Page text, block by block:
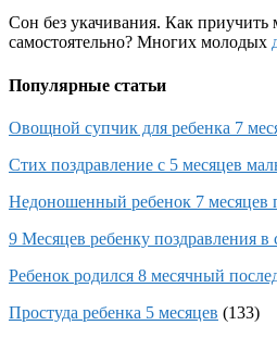
Сон без укачивания. Как приучить
самостоятельно? Многих молодых
Популярные статьи
Овощной супчик для ребенка 7
Стих поздравление с 5 месяцев
Недоношенный ребенок 7 месяцев
9 Месяцев ребенку поздравления в
Ребенок родился 8 месячный
Простуда ребенка 5 месяцев (133)